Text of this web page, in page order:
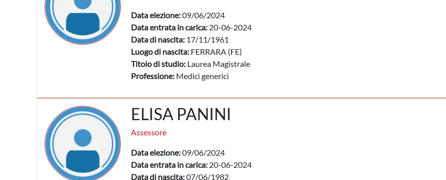
Data elezione:09/06/2024
Data entrata in carica: 20-06-2024
Data di nascita: 17/11/1961
Luogo di nascita: FERRARA (FE)
Titolo di studio: Laurea Magistrale
Professione: Medici generici
ELISA PANINI
Assessore
Data elezione:09/06/2024
Data entrata in carica: 20-06-2024
Data di nascita:07/06/1982